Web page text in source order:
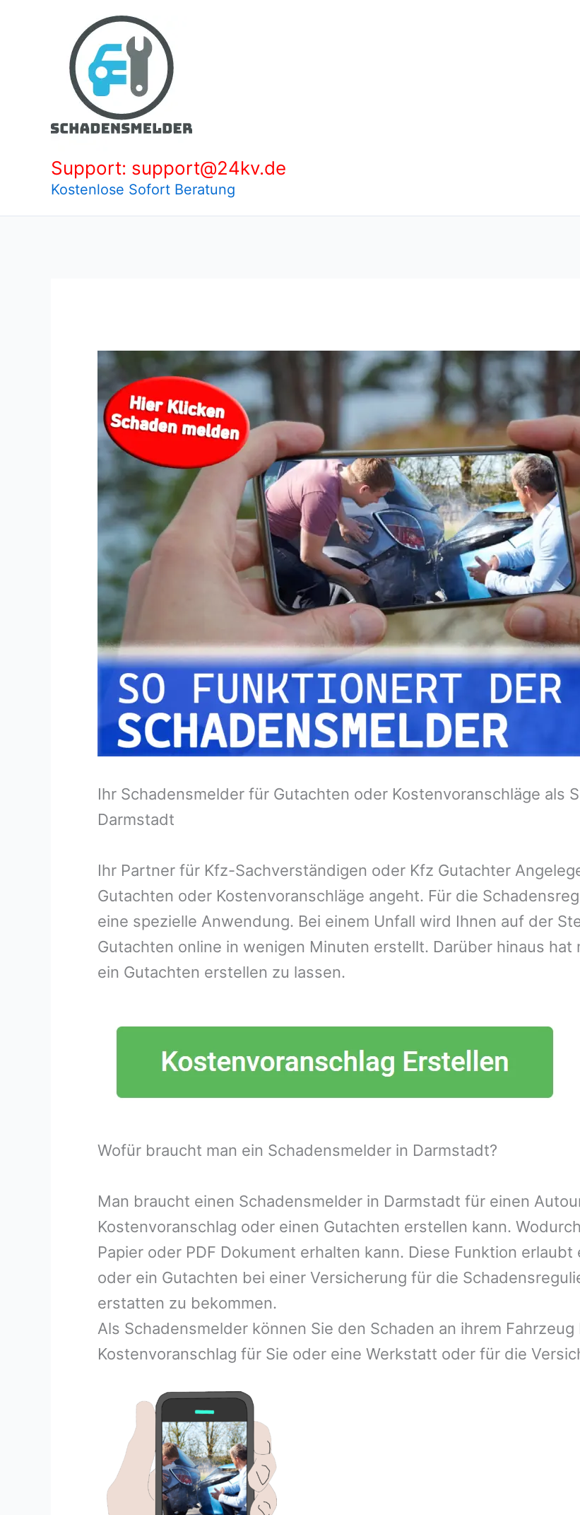
Support: support@24kv.de
Kostenlose Sofort Beratung
Ihr Schadensmelder für Gutachten oder Kostenvoranschläge als
Darmstadt
Ihr Partner für Kfz-Sachverständigen oder Kfz Gutachter
Gutachten oder Kostenvoranschläge angeht. Für die
eine spezielle Anwendung. Bei einem Unfall wird Ihnen auf der
Gutachten online in wenigen Minuten erstellt. Darüber hinaus hat
ein Gutachten erstellen zu lassen.
Wofür braucht man ein Schadensmelder in Darmstadt?
Man braucht einen Schadensmelder in Darmstadt für einen
Kostenvoranschlag oder einen Gutachten erstellen kann.
Papier oder PDF Dokument erhalten kann. Diese Funktion
oder ein Gutachten bei einer Versicherung für die
erstatten zu bekommen.
Als Schadensmelder können Sie den Schaden an ihrem
Kostenvoranschlag für Sie oder eine Werkstatt oder für die